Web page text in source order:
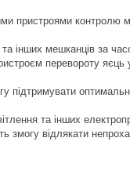
пристроями контролю
інших мешканців за
перевороту
підтримувати
та інших
змогу відлякати